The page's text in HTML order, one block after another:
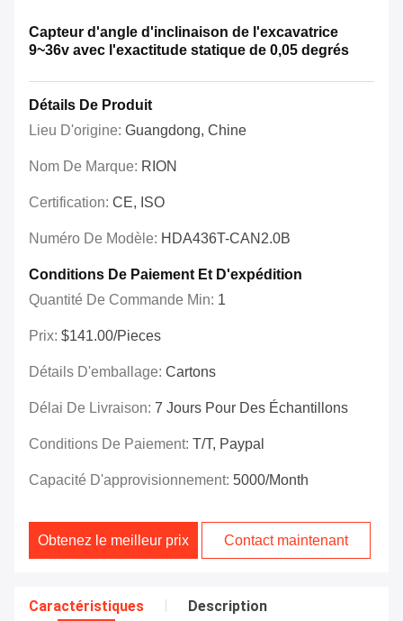
Capteur d'angle d'inclinaison de l'excavatrice
9~36v avec l'exactitude statique de 0,05 degrés
Détails De Produit
Lieu D'origine: Guangdong, Chine
Nom De Marque: RION
Certification: CE, ISO
Numéro De Modèle: HDA436T-CAN2.0B
Conditions De Paiement Et D'expédition
Quantité De Commande Min: 1
Prix: $141.00/Pieces
Détails D'emballage: Cartons
Délai De Livraison: 7 Jours Pour Des Échantillons
Conditions De Paiement: T/T, Paypal
Capacité D'approvisionnement: 5000/month
Obtenez le meilleur prix Contact maintenant
Caractéristiques Description